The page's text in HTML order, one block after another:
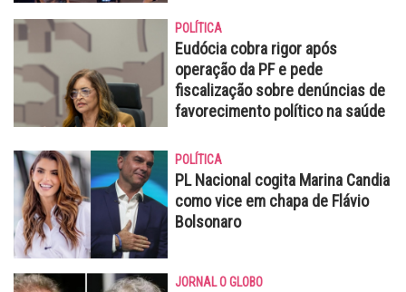
POLÍTICA
Eudócia cobra rigor após
operação da PF e pede
fiscalização sobre denúncias de
favorecimento político na saúde
POLÍTICA
PL Nacional cogita Marina Candia
como vice em chapa de Flávio
Bolsonaro
JORNAL O GLOBO